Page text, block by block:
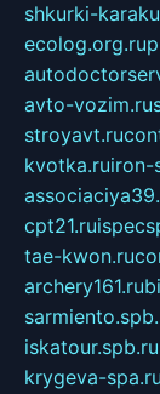
shkurki-
ecolog.org.ru
avto-vozim.ru
stroyavt.ru
kvotka.ruiron-
cpt21.ru
tae-kwon.ru
archery161.ru
iskatour.spb.ru
krygeva-spa.ru